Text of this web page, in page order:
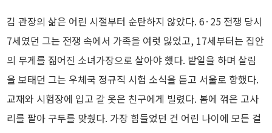
김 관장의 삶은 어린 시절부터 순탄하지 않았다. 6·25 전쟁 당시
7세였던 그는 전쟁 속에서 가족을 여럿 잃었고, 17세부터는 집안
의 무게를 짊어진 소녀가장으로 살아야 했다. 밭일을 하며 살림
을 보태던 그는 우체국 정규직 시험 소식을 듣고 서울로 향했다.
교재와 시험장에 입고 갈 옷은 친구에게 빌렸다. 봄에 꺾은 고사
리를 팔아 구두를 맞췄다. 가장 힘들었던 건 어린 나이에 모든 걸